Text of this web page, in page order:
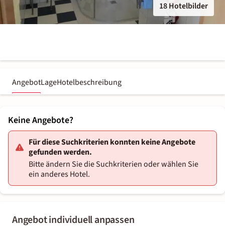
18 Hotelbilder
AngebotLageHotelbeschreibung
Angebot individuell anpassen
Keine Angebote?
Für diese Suchkriterien konnten keine Angebote
gefunden werden.
Bitte ändern Sie die Suchkriterien oder wählen Sie
ein anderes Hotel.